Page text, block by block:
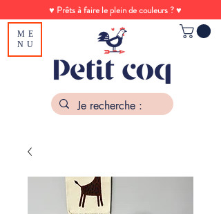
♥ Prêts à faire le plein de couleurs ? ♥
ME
NU